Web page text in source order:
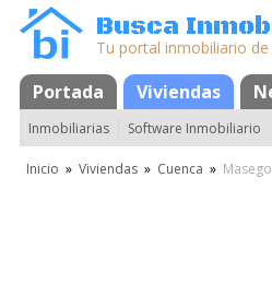
Busca
Tu portal inmobiliario
Portada Viviendas
MapaFavoritos
Inmobiliarias Software Inmobiliario
Inicio » Viviendas » Cuenca »